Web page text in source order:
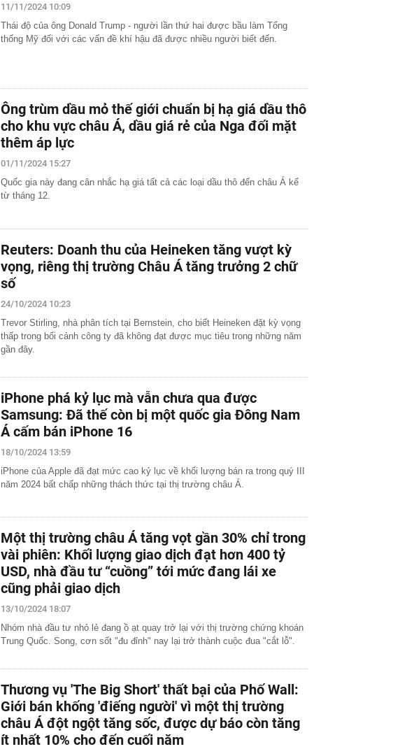
11/11/2024 10:09
Thái độ của ông Donald Trump - người lần thứ hai được bầu làm Tổng
thống Mỹ đối với các vấn đề khí hậu đã được nhiều người biết đến.
Ông trùm dầu mỏ thế giới chuẩn bị hạ giá dầu thô
cho khu vực châu Á, dầu giá rẻ của Nga đối mặt
thêm áp lực
01/11/2024 15:27
Quốc gia này đang cân nhắc hạ giá tất cả các loại dầu thô đến châu Á kể
từ tháng 12.
Reuters: Doanh thu của Heineken tăng vượt kỳ
vọng, riêng thị trường Châu Á tăng trưởng 2 chữ
số
24/10/2024 10:23
Trevor Stirling, nhà phân tích tại Bernstein, cho biết Heineken đặt kỳ vọng
thấp trong bối cảnh công ty đã không đạt được mục tiêu trong những năm
gần đây.
iPhone phá kỷ lục mà vẫn chưa qua được
Samsung: Đã thế còn bị một quốc gia Đông Nam
Á cấm bán iPhone 16
18/10/2024 13:59
iPhone của Apple đã đạt mức cao kỷ lục về khối lượng bán ra trong quý III
năm 2024 bất chấp những thách thức tại thị trường châu Á.
Một thị trường châu Á tăng vọt gần 30% chỉ trong
vài phiên: Khối lượng giao dịch đạt hơn 400 tỷ
USD, nhà đầu tư “cuồng” tới mức đang lái xe
cũng phải giao dịch
13/10/2024 18:07
Nhóm nhà đầu tư nhỏ lẻ đang ồ ạt quay trở lại với thị trường chứng khoán
Trung Quốc. Song, cơn sốt "đu đỉnh" nay lại trở thành cuộc đua "cắt lỗ".
Thương vụ 'The Big Short' thất bại của Phố Wall:
Giới bán khống 'điếng người' vì một thị trường
châu Á đột ngột tăng sốc, được dự báo còn tăng
ít nhất 10% cho đến cuối năm